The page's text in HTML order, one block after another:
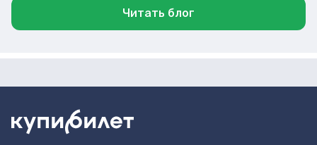
Читать блог